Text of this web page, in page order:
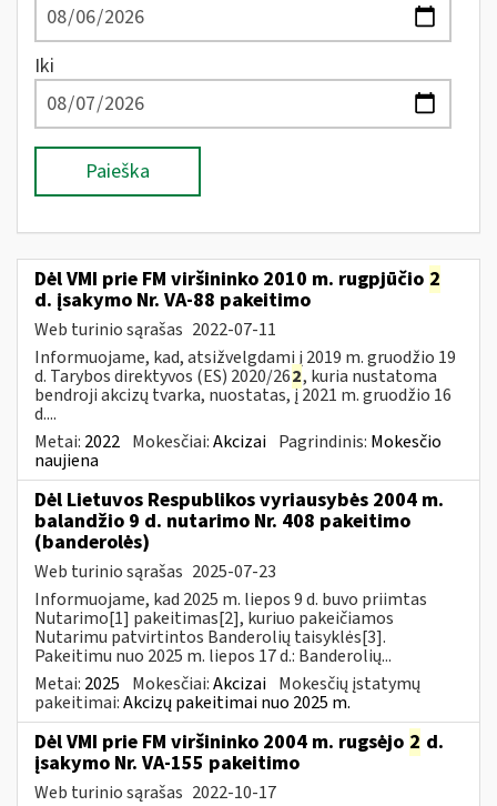
Iki
Paieška
Dėl VMI prie FM viršininko 2010 m. rugpjūčio 2
d. įsakymo Nr. VA-88 pakeitimo
Web turinio sąrašas 2022-07-11
Informuojame, kad, atsižvelgdami į 2019 m. gruodžio 19
d. Tarybos direktyvos (ES) 2020/262, kuria nustatoma
bendroji akcizų tvarka, nuostatas, į 2021 m. gruodžio 16
d....
Metai: 2022 Mokesčiai:Akcizai Pagrindinis: Mokesčio
naujiena
Dėl Lietuvos Respublikos vyriausybės 2004 m.
balandžio 9 d. nutarimo Nr. 408 pakeitimo
(banderolės)
Web turinio sąrašas 2025-07-23
Informuojame, kad 2025 m. liepos 9 d. buvo priimtas
Nutarimo[1] pakeitimas[2], kuriuo pakeičiamos
Nutarimu patvirtintos Banderolių taisyklės[3].
Pakeitimu nuo 2025 m. liepos 17 d.: Banderolių...
Metai: 2025 Mokesčiai:Akcizai Mokesčių įstatymų
pakeitimai:Akcizų pakeitimai nuo 2025 m.
Dėl VMI prie FM viršininko 2004 m. rugsėjo 2 d.
įsakymo Nr. VA-155 pakeitimo
Web turinio sąrašas 2022-10-17